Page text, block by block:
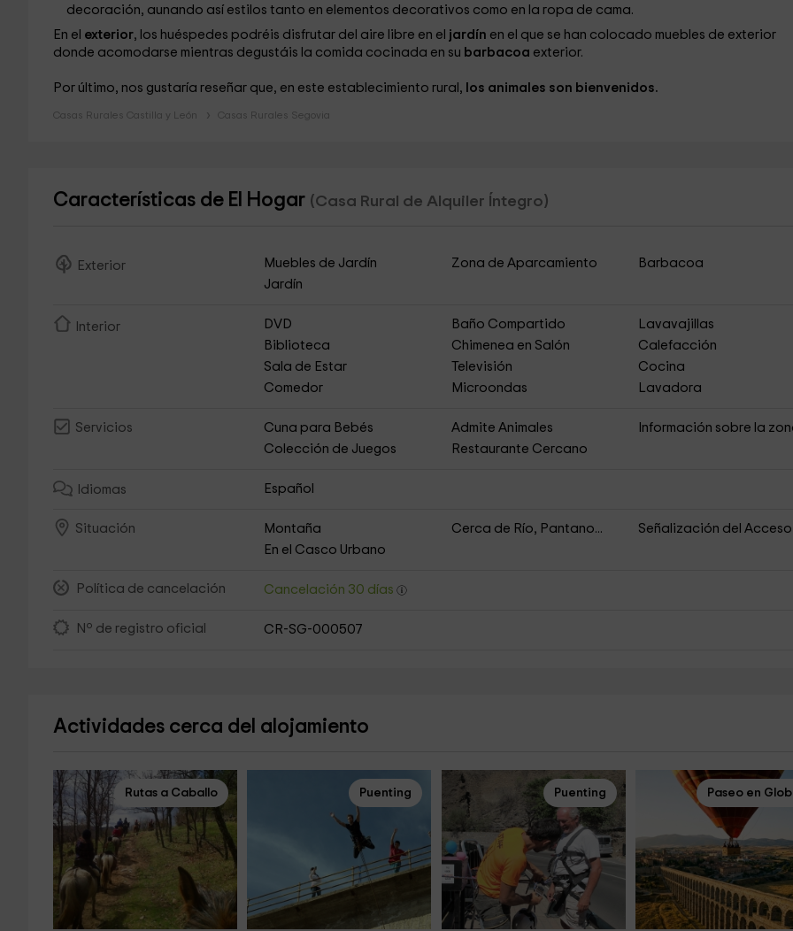
decoración, aunando así estilos tanto en elementos decorativos como en la ropa de cama.
En el exterior, los huéspedes podréis disfrutar del aire libre en el jardín en el que se han colocado muebles de exterior
donde acomodarse mientras degustáis la comida cocinada en su barbacoa exterior.
Por último, nos gustaría reseñar que, en este establecimiento rural, los animales son bienvenidos.
Casas Rurales Castilla y León Casas Rurales Segovia
Características de El Hogar (Casa Rural de Alquiler Íntegro)
Exterior Muebles de Jardín Zona de Aparcamiento
Barbacoa
Jardín
Interior DVD Baño Compartido
Lavavajillas
Biblioteca
Chimenea en Salón
Calefacción
Sala de Estar
Televisión
Cocina
Comedor
Microondas Lavadora
Servicios Cuna para Bebés Admite Animales
Información sobre la
Colección de Juegos
Restaurante Cercano
Idiomas Español
Situación Montaña Cerca de Río, Pantano...
Señalización del Acceso
En el Casco Urbano
Política de cancelación Cancelación 30 días
Nº de registro oficial CR-SG-000507
Actividades cerca del alojamiento
Rutas a Caballo Puenting Puenting Paseo en